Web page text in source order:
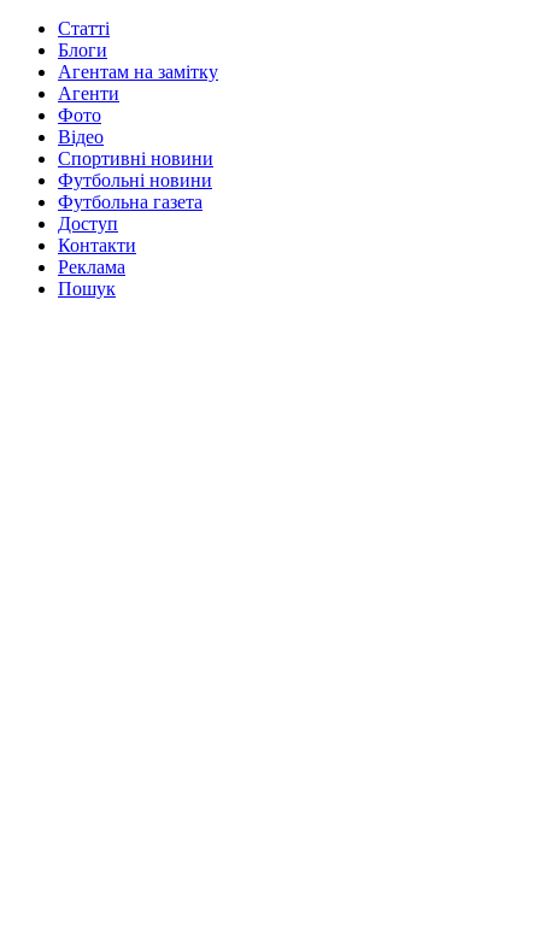
Статті
Блоги
Агентам на замітку
Агенти
Фото
Відео
Спортивні новини
Футбольні новини
Футбольна газета
Доступ
Контакти
Реклама
Пошук